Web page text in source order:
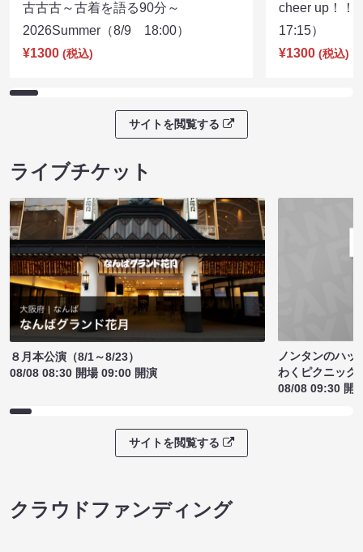
古古古～古着を語る90分～
2026Summer（8/9 18:00）
¥1300 (税込)
cheer up！
17:15）
¥1300 (税込)
サイトを閲覧する
ライブチケット
８月本公演（8/1～8/23）
08/08 08:30 開場 09:00 開演
ノンタンのハッ
わくピクニック
08/08 09:30 開
サイトを閲覧する
クラウドファンディング